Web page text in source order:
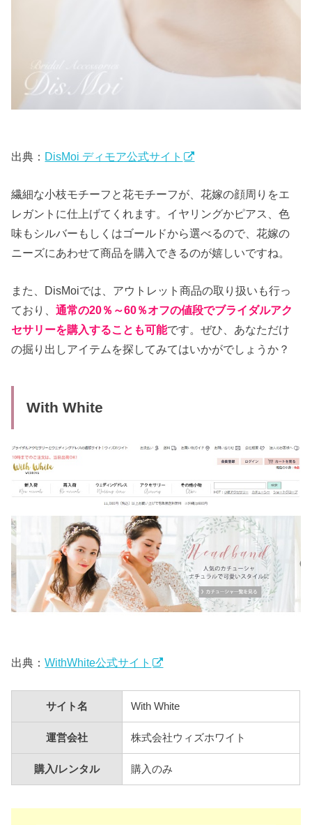
出典： DisMoi ディモア公式サイト
繊細な小枝モチーフと花モチーフが、花嫁の顔周りをエ
レガントに仕上げてくれます。イヤリングかピアス、色
味もシルバーもしくはゴールドから選べるので、花嫁の
ニーズにあわせて商品を購入できるのが嬉しいですね。
また、DisMoiでは、アウトレット商品の取り扱いも行っ
ており、通常の20％～60％オフの値段でブライダルアク
セサリーを購入することも可能です。ぜひ、あなただけ
の掘り出しアイテムを探してみてはいかがでしょうか？
With White
出典：WithWhite公式サイト
サイト名 With White
運営会社 株式会社ウィズホワイト
購入/レンタル 購入のみ